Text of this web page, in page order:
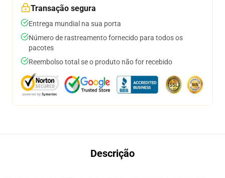
Transação segura
Entrega mundial na sua porta
Número de rastreamento fornecido para todos os
pacotes
Reembolso total se o produto não for recebido
Descrição